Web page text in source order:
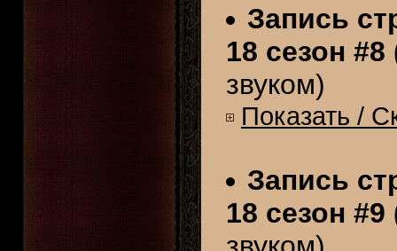
Запись
18 сезон #8
звуком)
Показать /
Запись
18 сезон #9